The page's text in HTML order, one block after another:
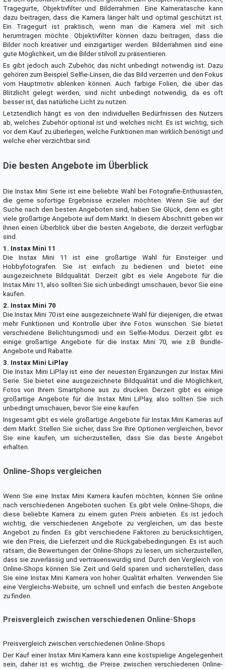
Tragegurte, Objektivfilter und Bilderrahmen. Eine Kameratasche kann
dazu beitragen, dass die Kamera länger hält und optimal geschützt ist.
Ein Tragegurt ist praktisch, wenn man die Kamera viel mit sich
herumtragen möchte. Objektivfilter können dazu beitragen, dass die
Bilder noch kreativer und einzigartiger werden. Bilderrahmen sind eine
gute Möglichkeit, um die Bilder stilvoll zu präsentieren.
Es gibt jedoch auch Zubehör, das nicht unbedingt notwendig ist. Dazu
gehören zum Beispiel Selfie-Linsen, die das Bild verzerren und den Fokus
vom Hauptmotiv ablenken können. Auch farbige Folien, die über das
Blitzlicht gelegt werden, sind nicht unbedingt notwendig, da es oft
besser ist, das natürliche Licht zu nutzen.
Letztendlich hängt es von den individuellen Bedürfnissen des Nutzers
ab, welches Zubehör optional ist und welches nicht. Es ist wichtig, sich
vor dem Kauf zu überlegen, welche Funktionen man wirklich benötigt und
welche eher verzichtbar sind.
Die besten Angebote im Überblick
Die Instax Mini Serie ist eine beliebte Wahl bei Fotografie-Enthusiasten,
die gerne sofortige Ergebnisse erzielen möchten. Wenn Sie auf der
Suche nach den besten Angeboten sind, haben Sie Glück, denn es gibt
viele großartige Angebote auf dem Markt. In diesem Abschnitt geben wir
Ihnen einen Überblick über die besten Angebote, die derzeit verfügbar
sind.
1. Instax Mini 11
Die Instax Mini 11 ist eine großartige Wahl für Einsteiger und
Hobbyfotografen. Sie ist einfach zu bedienen und bietet eine
ausgezeichnete Bildqualität. Derzeit gibt es viele Angebote für die
Instax Mini 11, also sollten Sie sich unbedingt umschauen, bevor Sie eine
kaufen.
2. Instax Mini 70
Die Instax Mini 70 ist eine ausgezeichnete Wahl für diejenigen, die etwas
mehr Funktionen und Kontrolle über ihre Fotos wünschen. Sie bietet
verschiedene Belichtungsmodi und ein Selfie-Modus. Derzeit gibt es
einige großartige Angebote für die Instax Mini 70, wie z.B. Bundle-
Angebote und Rabatte.
3. Instax Mini LiPlay
Die Instax Mini LiPlay ist eine der neuesten Ergänzungen zur Instax Mini
Serie. Sie bietet eine ausgezeichnete Bildqualität und die Möglichkeit,
Fotos von Ihrem Smartphone aus zu drucken. Derzeit gibt es einige
großartige Angebote für die Instax Mini LiPlay, also sollten Sie sich
unbedingt umschauen, bevor Sie eine kaufen.
Insgesamt gibt es viele großartige Angebote für Instax Mini Kameras auf
dem Markt. Stellen Sie sicher, dass Sie Ihre Optionen vergleichen, bevor
Sie eine kaufen, um sicherzustellen, dass Sie das beste Angebot
erhalten.
Online-Shops vergleichen
Wenn Sie eine Instax Mini Kamera kaufen möchten, können Sie online
nach verschiedenen Angeboten suchen. Es gibt viele Online-Shops, die
diese beliebte Kamera zu einem guten Preis anbieten. Es ist jedoch
wichtig, die verschiedenen Angebote zu vergleichen, um das beste
Angebot zu finden. Es gibt verschiedene Faktoren zu berücksichtigen,
wie den Preis, die Lieferzeit und die Rückgabebedingungen. Es ist auch
ratsam, die Bewertungen der Online-Shops zu lesen, um sicherzustellen,
dass sie zuverlässig und vertrauenswürdig sind. Durch den Vergleich von
Online-Shops können Sie Zeit und Geld sparen und sicherstellen, dass
Sie eine Instax Mini Kamera von hoher Qualität erhalten. Verwenden Sie
eine Vergleichs-Website, um schnell und einfach die besten Angebote
zu finden.
Preisvergleich zwischen verschiedenen Online-Shops
Preisvergleich zwischen verschiedenen Online-Shops
Der Kauf einer Instax Mini Kamera kann eine kostspielige Angelegenheit
sein, daher ist es wichtig, die Preise zwischen verschiedenen Online-